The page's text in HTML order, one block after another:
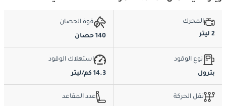
المحرك
2 ليتر
قوة الحصان
140 حصان
نوع الوقود
بترول
استهلاك الوقود
14.3 كم/ليتر
نقل الحركة
عدد المقاعد